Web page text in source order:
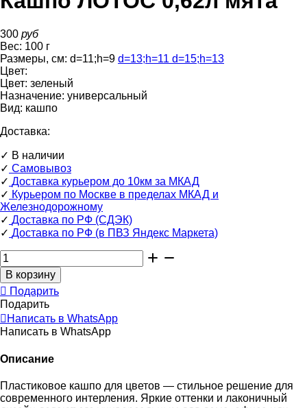
300 руб
Вес: 100 г
Размеры, см: d=11;h=9 d=13;h=11 d=15;h=13
Цвет:
Цвет: зеленый
Назначение: универсальный
Вид: кашпо
Доставка:
✓ В наличии
✓ Самовывоз
✓ Доставка курьером до 10км за МКАД
✓ Курьером по Москве в пределах МКАД и
Железнодорожному
✓ Доставка по РФ (СДЭК)
✓ Доставка по РФ (в ПВЗ Яндекс Маркета)
Подарить
Подарить
Написать в WhatsApp
Написать в WhatsApp
Описание
Пластиковое кашпо для цветов — стильное решение для
современного интерления. Яркие оттенки и лаконичный